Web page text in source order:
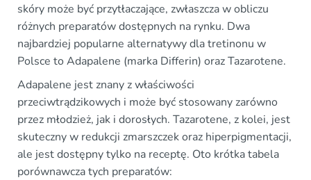
skóry może być przytłaczające, zwłaszcza w obliczu
różnych preparatów dostępnych na rynku. Dwa
najbardziej popularne alternatywy dla tretinonu w
Polsce to Adapalene (marka Differin) oraz Tazarotene.
Adapalene jest znany z właściwości
przeciwtrądzikowych i może być stosowany zarówno
przez młodzież, jak i dorosłych. Tazarotene, z kolei, jest
skuteczny w redukcji zmarszczek oraz hiperpigmentacji,
ale jest dostępny tylko na receptę. Oto krótka tabela
porównawcza tych preparatów: